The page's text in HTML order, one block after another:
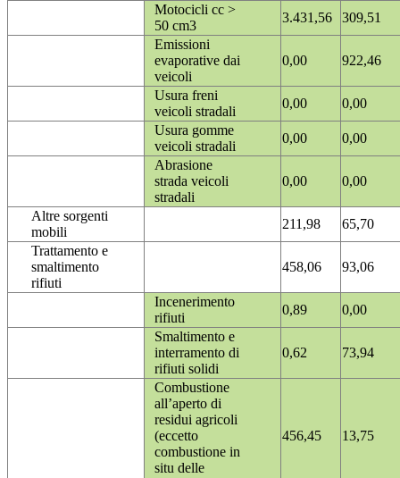
Motocicli cc >
50 cm3
3.431,56
309,51
Emissioni
evaporative dai
veicoli
0,00 922,46
Usura freni
veicoli stradali
0,00
0,00
Usura gomme
veicoli stradali
0,00
0,00
Abrasione
strada veicoli
stradali
0,00 0,00
Altre sorgenti
mobili
211,98
65,70
Trattamento e
smaltimento
rifiuti
458,06 93,06
Incenerimento
rifiuti
0,89
0,00
Smaltimento e
interramento di
rifiuti solidi
0,62 73,94
Combustione
all’aperto di
residui agricoli
(eccetto
combustione in
situ delle
456,45 13,75